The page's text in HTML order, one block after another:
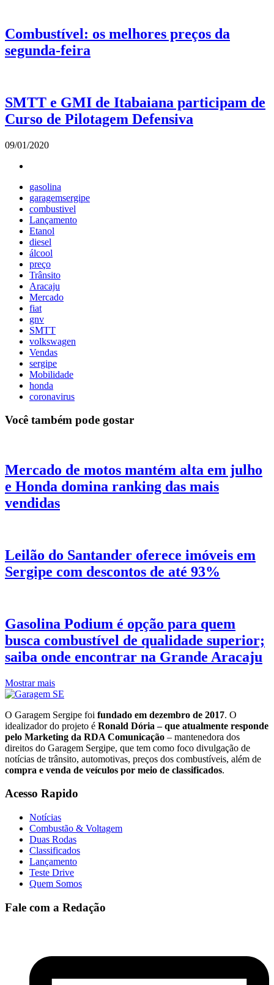
Combustível: os melhores preços da
segunda-feira
SMTT e GMI de Itabaiana participam de
Curso de Pilotagem Defensiva
09/01/2020
gasolina
garagemsergipe
combustivel
Lançamento
Etanol
diesel
álcool
preço
Trânsito
Aracaju
Mercado
fiat
gnv
SMTT
volkswagen
Vendas
sergipe
Mobilidade
honda
coronavirus
Você também pode gostar
Mercado de motos mantém alta em julho
e Honda domina ranking das mais
vendidas
Leilão do Santander oferece imóveis em
Sergipe com descontos de até 93%
Gasolina Podium é opção para quem
busca combustível de qualidade superior;
saiba onde encontrar na Grande Aracaju
Mostrar mais
O Garagem Sergipe foi fundado em dezembro de 2017. O
idealizador do projeto é Ronald Dória – que atualmente responde
pelo Marketing da RDA Comunicação – mantenedora dos
direitos do Garagem Sergipe, que tem como foco divulgação de
notícias de trânsito, automotivas, preços dos combustíveis, além de
compra e venda de veículos por meio de classificados.
Acesso Rapido
Notícias
Combustão & Voltagem
Duas Rodas
Classificados
Lançamento
Teste Drive
Quem Somos
Fale com a Redação